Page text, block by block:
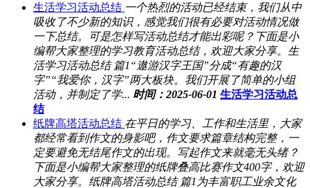
生活学习活动总结 一个热烈的活动已经结束，我们从中
吸收了不少新的知识，感觉我们很有必要对活动情况做
一下总结。可是怎样写活动总结才能出彩呢？下面是小
编帮大家整理的学习教育活动总结，欢迎大家分享。生
活学习活动总结 篇1“遨游汉字王国”分成“有趣的汉
字”“我爱你，汉字”两大板块。我们开展了简单的小组
活动，并制定了学... 时间：2025-06-01 生活学习活动总
结
纸牌高塔活动总结 在平日的学习、工作和生活里，大家
都经常看到作文的身影吧，作文要求篇章结构完整，一
定要避免无结尾作文的出现。写起作文来就毫无头绪？
下面是小编帮大家整理的纸牌叠高比赛作文400字，欢迎
大家分享。纸牌高塔活动总结 篇1为丰富职工业余文化